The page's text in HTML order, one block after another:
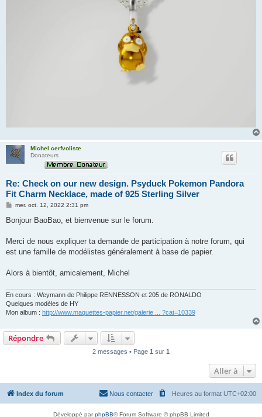
Michel cerfvoliste
Donateurs
Re: Check on our new design. Psyduck Pokemon Pandora
Fit Charm Necklace, made of 925 Sterling Silver
M
s
g
mer. oct. 12, 2022 2:31 pm
Bonjour BaoBao, et bienvenue sur le forum.
Merci de nous expliquer ta demande de participation à notre forum, qui
est une famille de modélistes généralement à base de papier.
Alors à bientôt, amicalement, Michel
En cours : Weymann de Philippe RENNESSON et 205 de RONALDO
Quelques modèles de HY
Mon album : http://www.maquettes-papier.net/galerie ... ?cat=10339
Répondre
2 messages • Page 1 sur 1
Aller à
Index du forum Heures au format UTC+02:00
Nous contacter
Développé parphpBB® Forum Software © phpBB Limited